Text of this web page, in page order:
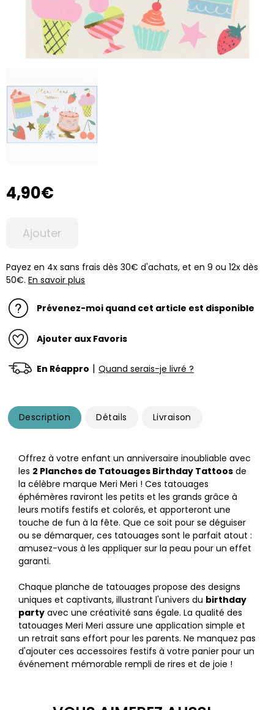
4,90€
Ajouter
Payez en 4x sans frais dès 30€ d'achats, et en 9 ou 12x dès
50€. En savoir plus
Prévenez-moi quand cet article est disponible
Ajouter aux Favoris
En Réappro | Quand serais-je livré ?
Description Détails Livraison
Offrez à votre enfant un anniversaire inoubliable avec
les 2 Planches de Tatouages Birthday Tattoos de
la célèbre marque Meri Meri ! Ces tatouages
éphémères raviront les petits et les grands grâce à
leurs motifs festifs et colorés, et apporteront une
touche de fun à la fête. Que ce soit pour se déguiser
ou se démarquer, ces tatouages sont le parfait atout :
amusez-vous à les appliquer sur la peau pour un effet
garanti.
Chaque planche de tatouages propose des designs
uniques et captivants, illustrant l'univers du birthday
party avec une créativité sans égale. La qualité des
tatouages Meri Meri assure une application simple et
un retrait sans effort pour les parents. Ne manquez pas
d'ajouter ces accessoires festifs à votre panier pour un
événement mémorable rempli de rires et de joie !